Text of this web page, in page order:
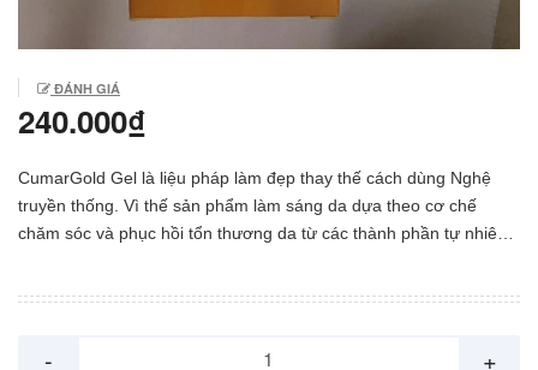
ĐÁNH GIÁ
240.000₫
CumarGold Gel là liệu pháp làm đẹp thay thế cách dùng Nghệ
truyền thống. Vì thế sản phẩm làm sáng da dựa theo cơ chế
chăm sóc và phục hồi tổn thương da từ các thành phần tự nhiên.
- +